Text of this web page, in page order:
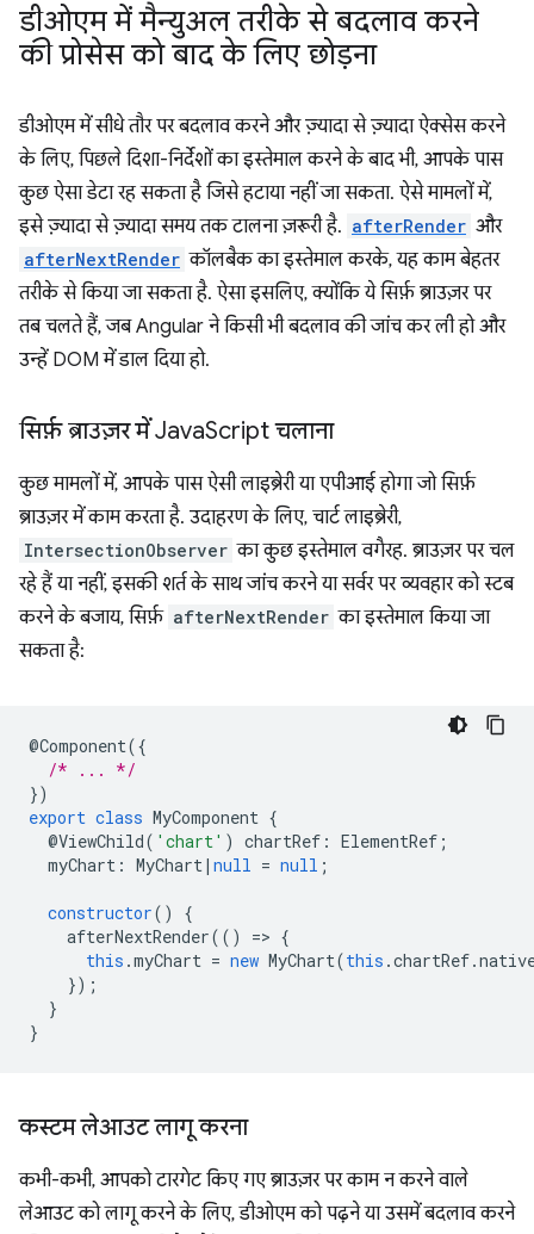
डीओएम में मैन्युअल तरीके से बदलाव करने
की प्रोसेस को बाद के लिए छोड़ना
डीओएम में सीधे तौर पर बदलाव करने और ज़्यादा से ज़्यादा ऐक्सेस करने
के लिए, पिछले दिशा-निर्देशों का इस्तेमाल करने के बाद भी, आपके पास
कुछ ऐसा डेटा रह सकता है जिसे हटाया नहीं जा सकता. ऐसे मामलों में,
इसे ज़्यादा से ज़्यादा समय तक टालना ज़रूरी है. afterRender और
afterNextRender कॉलबैक का इस्तेमाल करके, यह काम बेहतर
तरीके से किया जा सकता है. ऐसा इसलिए, क्योंकि ये सिर्फ़ ब्राउज़र पर
तब चलते हैं, जब Angular ने किसी भी बदलाव की जांच कर ली हो और
उन्हें DOM में डाल दिया हो.
सिर्फ़ ब्राउज़र में JavaScript चलाना
कुछ मामलों में, आपके पास ऐसी लाइब्रेरी या एपीआई होगा जो सिर्फ़
ब्राउज़र में काम करता है. उदाहरण के लिए, चार्ट लाइब्रेरी,
IntersectionObserver का कुछ इस्तेमाल वगैरह. ब्राउज़र पर चल
रहे हैं या नहीं, इसकी शर्त के साथ जांच करने या सर्वर पर व्यवहार को स्टब
करने के बजाय, सिर्फ़ afterNextRender का इस्तेमाल किया जा
सकता है:
@Component({
/* ... */
})
export class MyComponent {
@ViewChild( 'chart' ) chartRef : ElementRef ;
myChart : MyChart| null = null ;
constructor()
{
afterNextRender(() => {
this .myChart = new MyChart(this .chartRef.
});
}
}
कस्टम लेआउट लागू करना
कभी-कभी, आपको टारगेट किए गए ब्राउज़र पर काम न करने वाले
लेआउट को लागू करने के लिए, डीओएम को पढ़ने या उसमें बदलाव करने